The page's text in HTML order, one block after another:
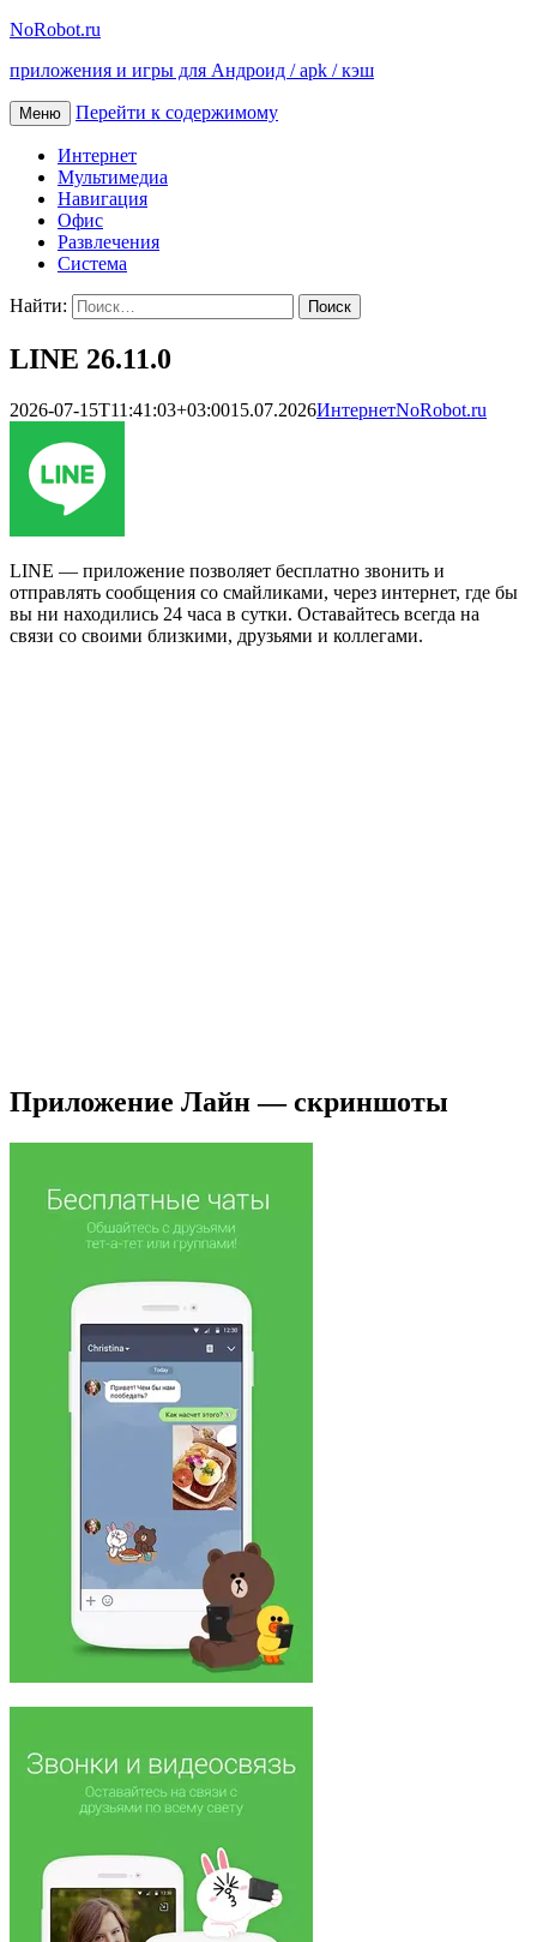
NoRobot.ru
приложения и игры для Андроид / apk / кэш
Меню Перейти к содержимому
Интернет
Мультимедиа
Навигация
Офис
Развлечения
Система
Найти:
LINE 26.11.0
2026-07-15T11:41:03+03:0015.07.2026ИнтернетNoRobot.ru
LINE — приложение позволяет бесплатно звонить и
отправлять сообщения со смайликами, через интернет, где бы
вы ни находились 24 часа в сутки. Оставайтесь всегда на
связи со своими близкими, друзьями и коллегами.
Приложение Лайн — скриншоты